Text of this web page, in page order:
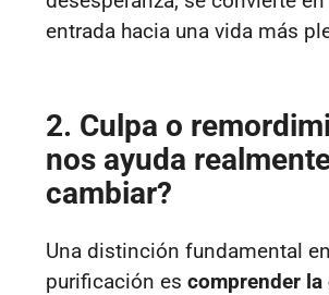
entrada hacia una vida más
2. Culpa o
nos ayuda
cambiar?
Una distinción fundamental
purificación es comprender